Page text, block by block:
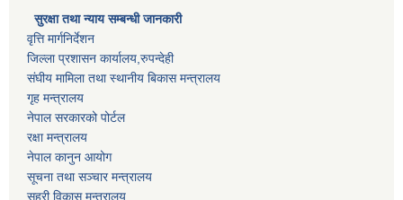
सुरक्षा तथा न्याय सम्बन्धी जानकारी
वृत्ति मार्गनिर्देशन
जिल्ला प्रशासन कार्यालय,रुपन्देही
संघीय मामिला तथा स्थानीय बिकास मन्त्रालय
गृह मन्त्रालय
नेपाल सरकारको पोर्टल
रक्षा मन्त्रालय
नेपाल कानुन आयोग
सूचना तथा सञ्चार मन्त्रालय
सहरी विकास मन्त्रालय